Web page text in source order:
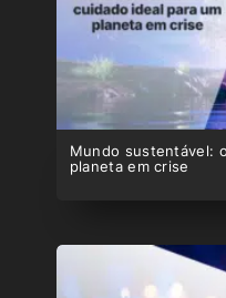
Mundo sustentável:
planeta em crise